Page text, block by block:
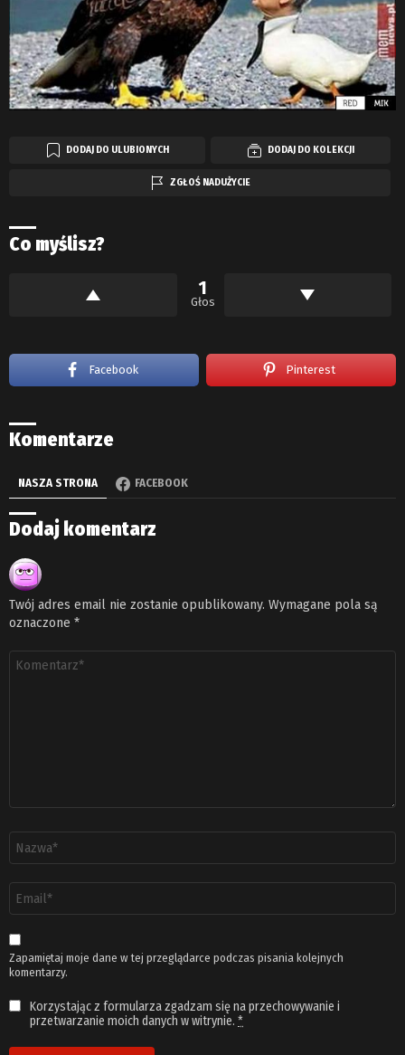
DODAJ DO ULUBIONYCH DODAJ DO KOLEKCJI
ZGŁOŚ NADUŻYCIE
Co myślisz?
1
Głos
Facebook Pinterest
Komentarze
NASZA STRONA FACEBOOK
Dodaj komentarz
Twój adres email nie zostanie opublikowany. Wymagane pola są
oznaczone *
Komentarz
email
*
Zapamiętaj moje dane w tej przeglądarce podczas pisania kolejnych
komentarzy.
Korzystając z formularza zgadzam się na przechowywanie i
przetwarzanie moich danych w witrynie. *